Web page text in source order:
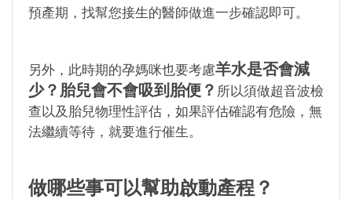
預產期，找幫您接生的醫師做進一步確認即可。
另外，此時期的孕媽咪也要考慮羊水是否會減
少？ 胎兒會不會吸到胎便？ 所以須做超音波檢
查以及胎兒物理性評估，如果評估確認有危險，無
法繼續等待，就要進行催生。
做哪些事可以幫助啟動產程？